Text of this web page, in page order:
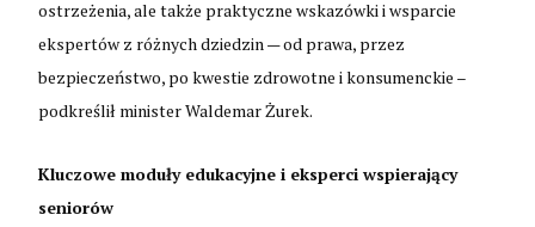
ostrzeżenia, ale także praktyczne wskazówki i wsparcie
ekspertów z różnych dziedzin — od prawa, przez
bezpieczeństwo, po kwestie zdrowotne i konsumenckie –
podkreślił minister Waldemar Żurek.
Kluczowe moduły edukacyjne i eksperci wspierający
seniorów